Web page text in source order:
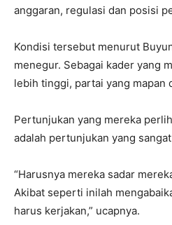
anggaran, regulasi dan posisi
Kondisi tersebut menurut
menegur. Sebagai kader yang
lebih tinggi, partai yang mapan
Pertunjukan yang mereka
adalah pertunjukan yang
“Harusnya mereka sadar
Akibat seperti inilah
harus kerjakan,” ucapnya.